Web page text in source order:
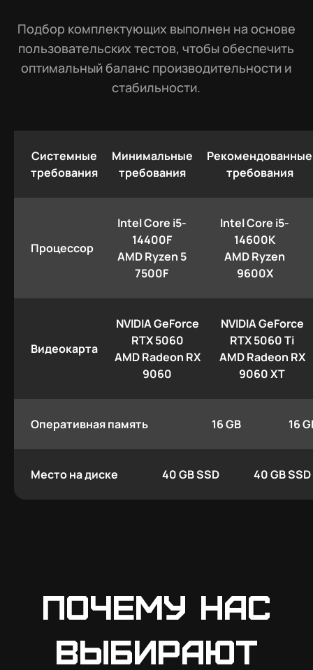
Подбор комплектующих выполнен на основе
пользовательских тестов, чтобы обеспечить
оптимальный баланс производительности и
стабильности.
Системные
требования
Минимальные
требования
Рекомендованные
требования
Процессор
Intel Core i5-
14400F
AMD Ryzen 5
7500F
Intel Core i5-
14600K
AMD Ryzen
9600X
Видеокарта
NVIDIA GeForce
RTX 5060
AMD Radeon RX
9060
NVIDIA GeForce
RTX 5060 Ti
AMD Radeon RX
9060 XT
Оперативная память 16 GB 16
Место на диске 40 GB SSD 40 GB SSD
Почему нас
выбирают